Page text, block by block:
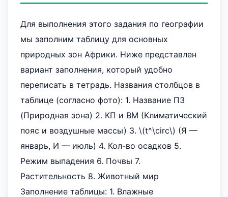
Для выполнения этого задания по географии
мы заполним таблицу для основных
природных зон Африки. Ниже представлен
вариант заполнения, который удобно
переписать в тетрадь. Названия столбцов в
таблице (согласно фото): 1. Название ПЗ
(Природная зона) 2. КП и ВМ (Климатический
пояс и воздушные массы) 3. \(t^\circ\) (Я —
январь, И — июль) 4. Кол-во осадков 5.
Режим выпадения 6. Почвы 7.
Растительность 8. Животный мир
Заполнение таблицы: 1. Влажные